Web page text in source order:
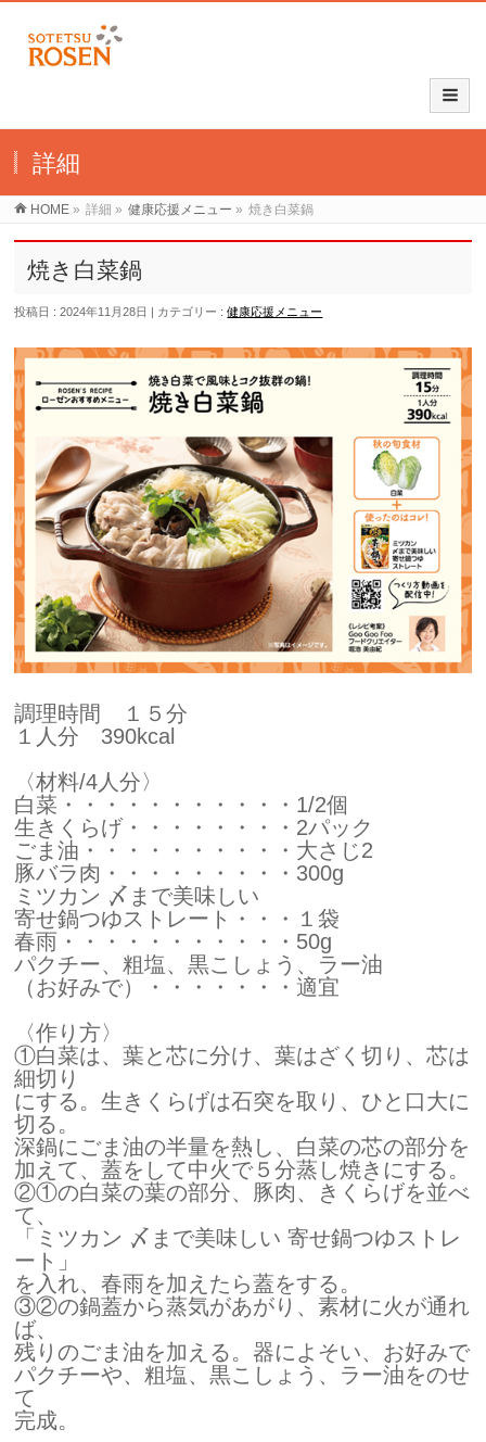
詳細
HOME » 詳細 » 健康応援メニュー » 焼き白菜鍋
焼き白菜鍋
投稿日 : 2024年11月28日 カテゴリー :健康応援メニュー
調理時間 １５分
１人分 390kcal
〈材料/4人分〉
白菜・・・・・・・・・・・1/2個
生きくらげ・・・・・・・・2パック
ごま油・・・・・・・・・・大さじ2
豚バラ肉・・・・・・・・・300g
ミツカン 〆まで美味しい
寄せ鍋つゆストレート・・・１袋
春雨・・・・・・・・・・・50g
パクチー、粗塩、黒こしょう、ラー油
（お好みで）・・・・・・・適宜
〈作り方〉
①白菜は、葉と芯に分け、葉はざく切り、芯は
細切り
にする。生きくらげは石突を取り、ひと口大に
切る。
深鍋にごま油の半量を熱し、白菜の芯の部分を
加えて、蓋をして中火で５分蒸し焼きにする。
②①の白菜の葉の部分、豚肉、きくらげを並べ
て、
「ミツカン 〆まで美味しい 寄せ鍋つゆストレ
ート」
を入れ、春雨を加えたら蓋をする。
③②の鍋蓋から蒸気があがり、素材に火が通れ
ば、
残りのごま油を加える。器によそい、お好みで
パクチーや、粗塩、黒こしょう、ラー油をのせ
て
完成。